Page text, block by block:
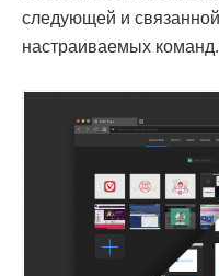
следующей и
настраиваемых команд.